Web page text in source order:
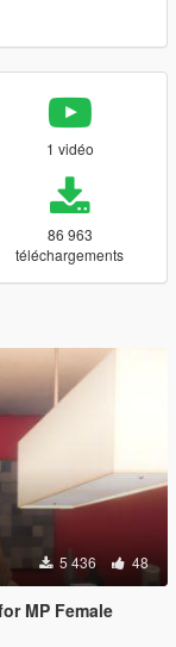
1 vidéo
86 963
téléchargements
5 436 48
MP Female